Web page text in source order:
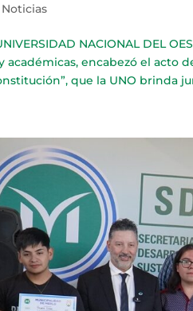
Noticias
NACIONAL DEL
encabezó el acto
que la UNO brinda